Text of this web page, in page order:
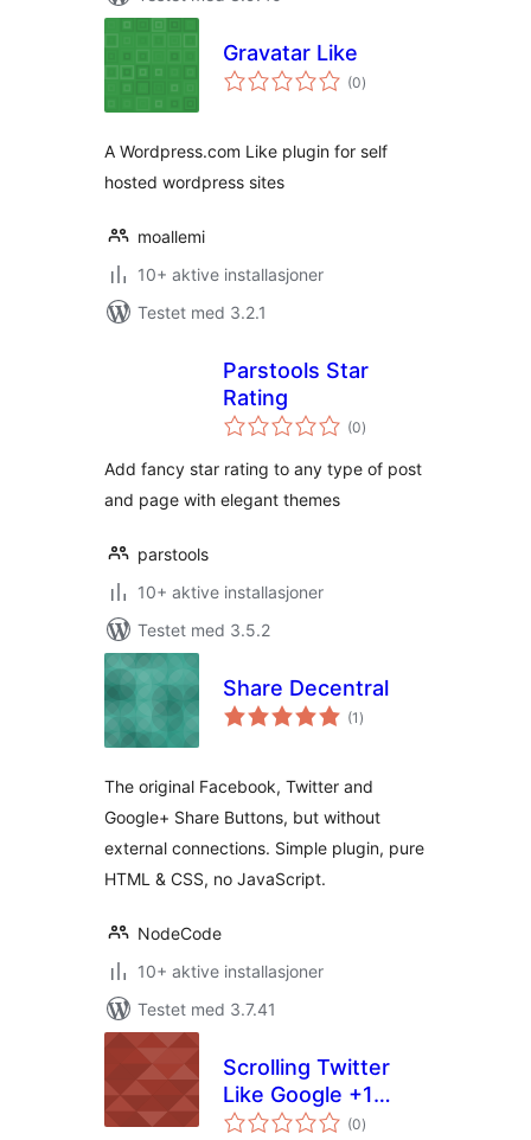
Gravatar Like
(0totale
vurderinger
)
A Wordpress.com Like plugin for self
hosted wordpress sites
moallemi
10+ aktive installasjoner
Testet med 3.2.1
Parstools Star
Rating
(0totale
vurderinger
)
Add fancy star rating to any type of post
and page with elegant themes
parstools
10+ aktive installasjoner
Testet med 3.5.2
Share Decentral
(1 totale
vurderinger
)
The original Facebook, Twitter and
Google+ Share Buttons, but without
external connections. Simple plugin, pure
HTML & CSS, no JavaScript.
NodeCode
10+ aktive installasjoner
Testet med 3.7.41
Scrolling Twitter
Like Google +1
Linkedin and(0totale
vurderinger
)